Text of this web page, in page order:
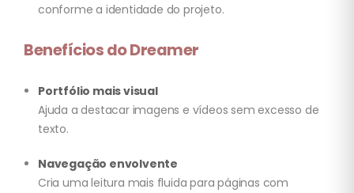
conforme a identidade do projeto.
Benefícios do Dreamer
Portfólio mais visual
Ajuda a destacar imagens e vídeos sem excesso de
texto.
Navegação envolvente
Cria uma leitura mais fluida para páginas com